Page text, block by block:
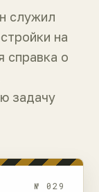
служил
на
справка о
задачу
№ 029